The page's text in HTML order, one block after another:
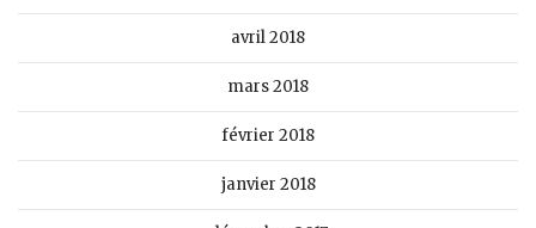
avril 2018
mars 2018
février 2018
janvier 2018